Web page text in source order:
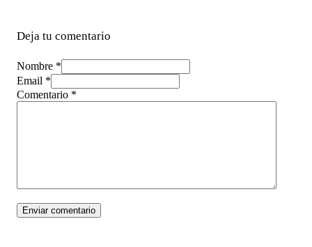
Deja tu comentario
Nombre *
Email *
Comentario *